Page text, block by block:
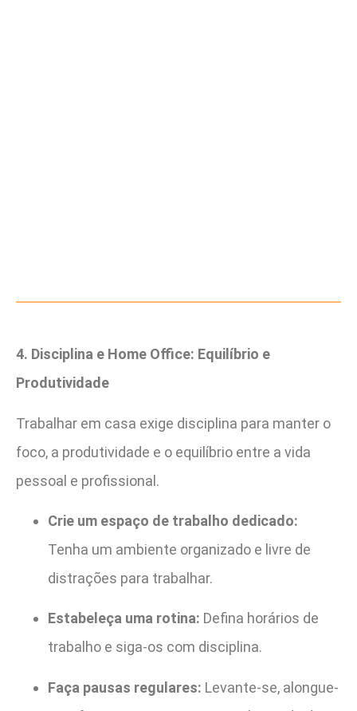
4. Disciplina e Home Office: Equilíbrio e
Produtividade
Trabalhar em casa exige disciplina para manter o
foco, a produtividade e o equilíbrio entre a vida
pessoal e profissional.
Crie um espaço de trabalho dedicado:
Tenha um ambiente organizado e livre de
distrações para trabalhar.
Estabeleça uma rotina: Defina horários de
trabalho e siga-os com disciplina.
Faça pausas regulares: Levante-se, alongue-